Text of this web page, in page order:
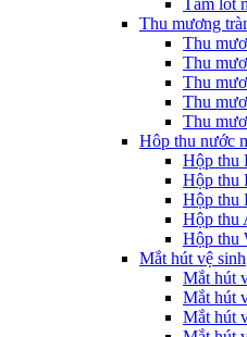
Tấm lót
Thu mương
Thu
Thu
Thu
Thu
Thu
Hôp thu nước
Hộp thu
Hộp thu
Hộp thu
Hộp thu
Hộp thu
Mắt hút vệ sinh
Mắt hút
Mắt hút
Mắt hút